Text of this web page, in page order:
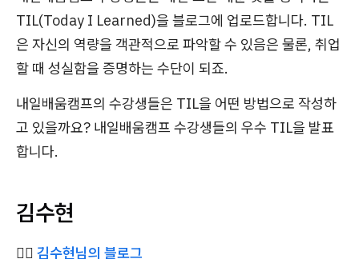
TIL(Today I Learned)을 블로그에 업로드합니다. TIL
은 자신의 역량을 객관적으로 파악할 수 있음은 물론, 취업
할 때 성실함을 증명하는 수단이 되죠.
내일배움캠프의 수강생들은 TIL을 어떤 방법으로 작성하
고 있을까요? 내일배움캠프 수강생들의 우수 TIL을 발표
합니다.
김수현
✍🏻 김수현님의 블로그